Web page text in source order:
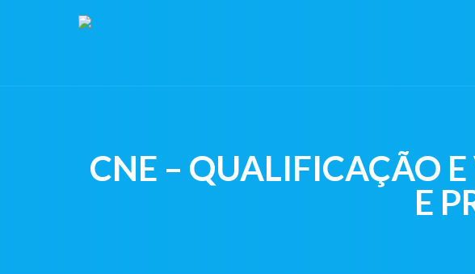
CNE – QUALIFICAÇÃO
E